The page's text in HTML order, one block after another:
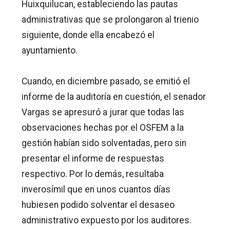
Huixquilucan, estableciendo las pautas
administrativas que se prolongaron al trienio
siguiente, donde ella encabezó el
ayuntamiento.
Cuando, en diciembre pasado, se emitió el
informe de la auditoría en cuestión, el senador
Vargas se apresuró a jurar que todas las
observaciones hechas por el OSFEM a la
gestión habían sido solventadas, pero sin
presentar el informe de respuestas
respectivo. Por lo demás, resultaba
inverosímil que en unos cuantos días
hubiesen podido solventar el desaseo
administrativo expuesto por los auditores.